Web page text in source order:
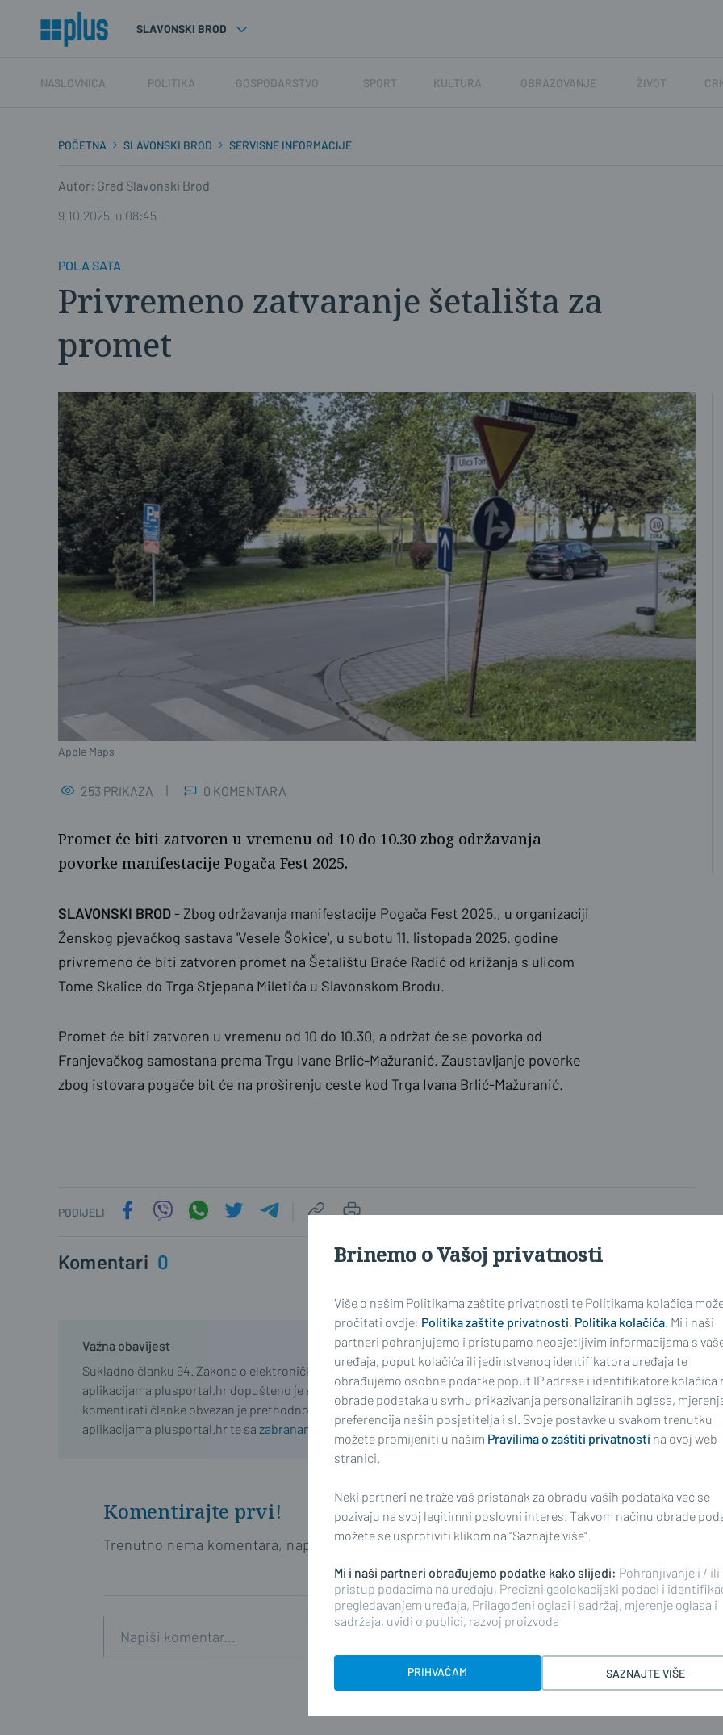
SLAVONSKI BROD
NASLOVNICA POLITIKA GOSPODARSTVO SPORT KULTURA OBRAZOVANJE ŽIVOT
POČETNA SLAVONSKI BROD SERVISNE INFORMACIJE
Autor: Grad Slavonski Brod
9.10.2025. u 08:45
POLA SATA
Privremeno zatvaranje šetališta za
promet
Apple Maps
253 PRIKAZA 0 KOMENTARA
Promet će biti zatvoren u vremenu od 10 do 10.30 zbog održavanja
povorke manifestacije Pogača Fest 2025.
SLAVONSKI BROD- Zbog održavanja manifestacije Pogača Fest 2025., u organizaciji
Ženskog pjevačkog sastava 'Vesele Šokice', u subotu 11. listopada 2025. godine
privremeno će biti zatvoren promet na Šetalištu Braće Radić od križanja s ulicom
Tome Skalice do Trga Stjepana Miletića u Slavonskom Brodu.
Promet će biti zatvoren u vremenu od 10 do 10.30, a održat će se povorka od
Franjevačkog samostana prema Trgu Ivane Brlić-Mažuranić. Zaustavljanje povorke
zbog istovara pogače bit će na proširenju ceste kod Trga Ivana Brlić-Mažuranić.
PODIJELI
Komentari 0
Važna obavijest
Sukladno članku 94. Zakona o elektroničkim medijima, komentiranje članaka na web portalu i mobilnim
aplikacijama plusportal.hr dopušteno je samo registriranim korisnicima. Svaki korisnik koji želi
komentirati članke obvezan je prethodno se upoznati sPravilima komentiranjana web portalu i mobilnim
aplikacijama plusportal.hr te sa zabranama propisanim stavkom 2. članka 94. Zakona.
Komentirajte prvi!
Trenutno nema komentara, napišite prvi komentar i pokrenite raspravu.
KOMENTIRAJ
Brinemo o Vašoj privatnosti
Više o našim Politikama zaštite privatnosti te Politikama kolačića
pročitati ovdje: Politika zaštite privatnosti, Politika kolačića. Mi i naši
partneri pohranjujemo i pristupamo neosjetljivim informacijama s
uređaja, poput kolačića ili jedinstvenog identifikatora uređaja te
obrađujemo osobne podatke poput IP adrese i identifikatore kolačića
obrade podataka u svrhu prikazivanja personaliziranih oglasa,
preferencija naših posjetitelja i sl. Svoje postavke u svakom trenutku
možete promijeniti u našim Pravilima o zaštiti privatnosti na ovoj web
stranici.
Neki partneri ne traže vaš pristanak za obradu vaših podataka već se
pozivaju na svoj legitimni poslovni interes. Takvom načinu obrade
možete se usprotiviti klikom na "Saznajte više".
Mi i naši partneri obrađujemo podatke kako slijedi: Pohranjivanje i / ili
pristup podacima na uređaju, Precizni geolokacijski podaci i
pregledavanjem uređaja, Prilagođeni oglasi i sadržaj, mjerenje oglasa i
sadržaja, uvidi o publici, razvoj proizvoda
PRIHVAĆAM SAZNAJTE VIŠE